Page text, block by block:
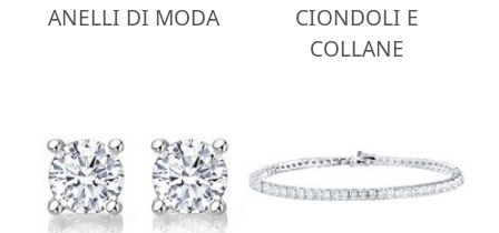
ANELLI DI MODA
CIONDOLI E
COLLANE